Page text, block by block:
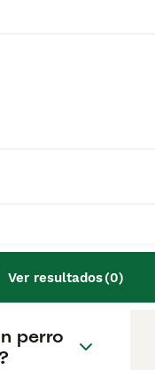
Ver resultados(0)
la vida de
perro